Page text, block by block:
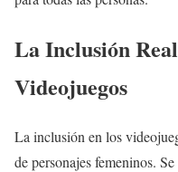
La Inclusión
Videojuegos
La inclusión en los
de personajes femeninos.